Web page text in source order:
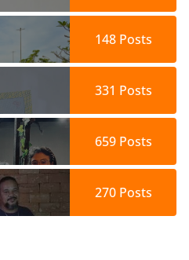
148Posts
331 Posts
659Posts
270Posts